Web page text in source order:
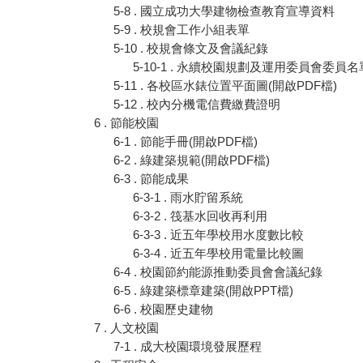
5-8 . 國立成功大學建物檢查教育宣導資料
5-9 . 校規會工作小組表單
5-10 . 校規會條文及會議紀錄
5-10-1 . 永續校園規劃及運用委員會委員
5-11 . 各校區水錶位置平面圖(開啟PDF檔)
5-12 . 校內分機電信費繳費證明
6 . 節能校園
6-1 . 節能手冊(開啟PDF檔)
6-2 . 綠建築規範(開啟PDF檔)
6-3 . 節能成果
6-3-1 . 雨水貯留系統
6-3-2 . 筏基水回收再利用
6-3-3 . 近五年學校用水度數比較
6-3-4 . 近五年學校用電量比較圖
6-4 . 校園節約能源推動委員會會議紀錄
6-5 . 綠建築標章建築(開啟PPT檔)
6-6 . 校園歷史建物
7 . 人文校園
7-1 . 成大校園環境發展歷程